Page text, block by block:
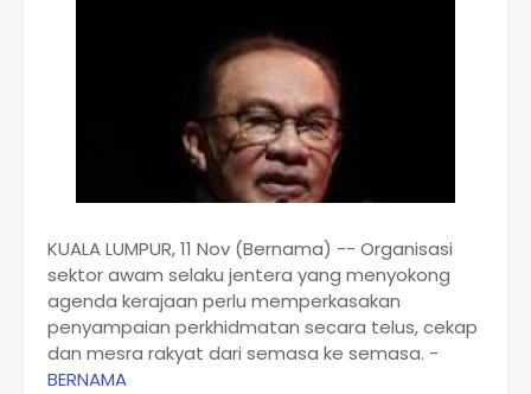
KUALA LUMPUR, 11 Nov (Bernama) -- Organisasi
sektor awam selaku jentera yang menyokong
agenda kerajaan perlu memperkasakan
penyampaian perkhidmatan secara telus, cekap
dan mesra rakyat dari semasa ke semasa. -
BERNAMA